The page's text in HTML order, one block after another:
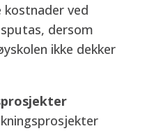
ved
dersom
ikke dekker